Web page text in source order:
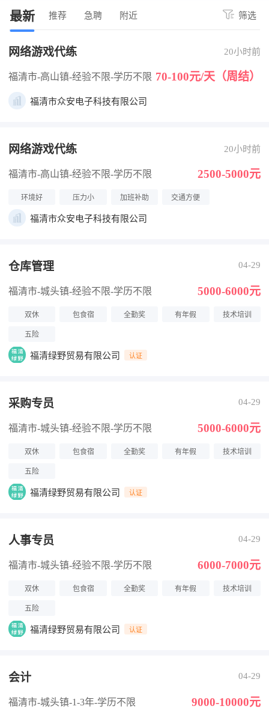
最新 推荐 急聘 附近 筛选
网络游戏代练 20小时前
福清市-高山镇-经验不限-学历不限 70-100元/天（周结）
福清市众安电子科技有限公司
网络游戏代练 20小时前
福清市-高山镇-经验不限-学历不限 2500-5000元
环境好 压力小 加班补助 交通方便
福清市众安电子科技有限公司
仓库管理 04-29
福清市-城头镇-经验不限-学历不限 5000-6000元
双休 包食宿 全勤奖 有年假 技术培训
五险
福清绿野贸易有限公司 认证
采购专员 04-29
福清市-城头镇-经验不限-学历不限 5000-6000元
双休 包食宿 全勤奖 有年假 技术培训
五险
福清绿野贸易有限公司 认证
人事专员 04-29
福清市-城头镇-经验不限-学历不限 6000-7000元
双休 包食宿 全勤奖 有年假 技术培训
五险
福清绿野贸易有限公司 认证
会计 04-29
福清市-城头镇-1-3年-学历不限 9000-10000元